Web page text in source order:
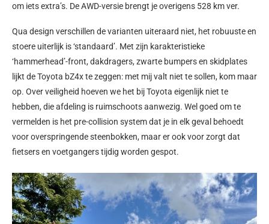
om iets extra’s. De AWD-versie brengt je overigens 528 km ver.
Qua design verschillen de varianten uiteraard niet, het robuuste en
stoere uiterlijk is ‘standaard’. Met zijn karakteristieke
‘hammerhead’-front, dakdragers, zwarte bumpers en skidplates
lijkt de Toyota bZ4x te zeggen: met mij valt niet te sollen, kom maar
op. Over veiligheid hoeven we het bij Toyota eigenlijk niet te
hebben, die afdeling is ruimschoots aanwezig. Wel goed om te
vermelden is het pre-collision system dat je in elk geval behoedt
voor overspringende steenbokken, maar er ook voor zorgt dat
fietsers en voetgangers tijdig worden gespot.